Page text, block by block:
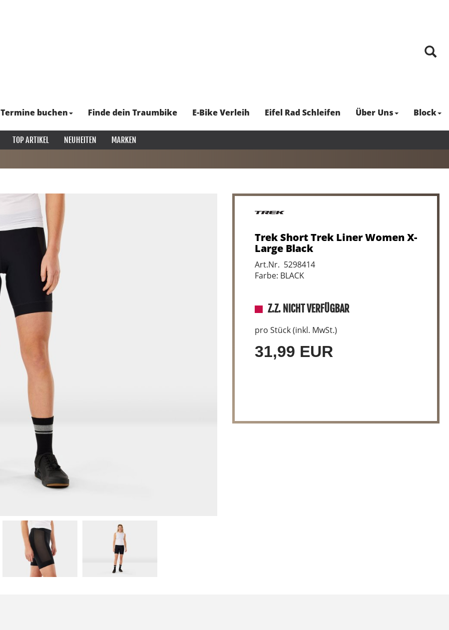
Termine buchen Finde dein Traumbike E-Bike Verleih Eifel Rad Schleifen Über Uns Block
TOP ARTIKEL NEUHEITEN
MARKEN
Trek Short Trek Liner Women X-
Large Black
Art.Nr. 5298414
Farbe: BLACK
Z.Z. NICHT VERFÜGBAR
pro Stück (inkl. MwSt.)
31,99 EUR